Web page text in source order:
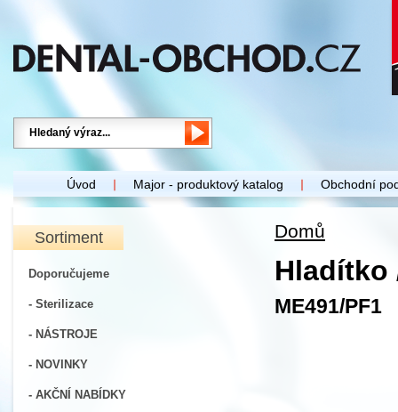
Úvod Major - produktový katalog Obchodní
Sortiment
Doporučujeme
- Sterilizace
- NÁSTROJE
- NOVINKY
- AKČNÍ NABÍDKY
Domů
Hladítko
ME491/PF1